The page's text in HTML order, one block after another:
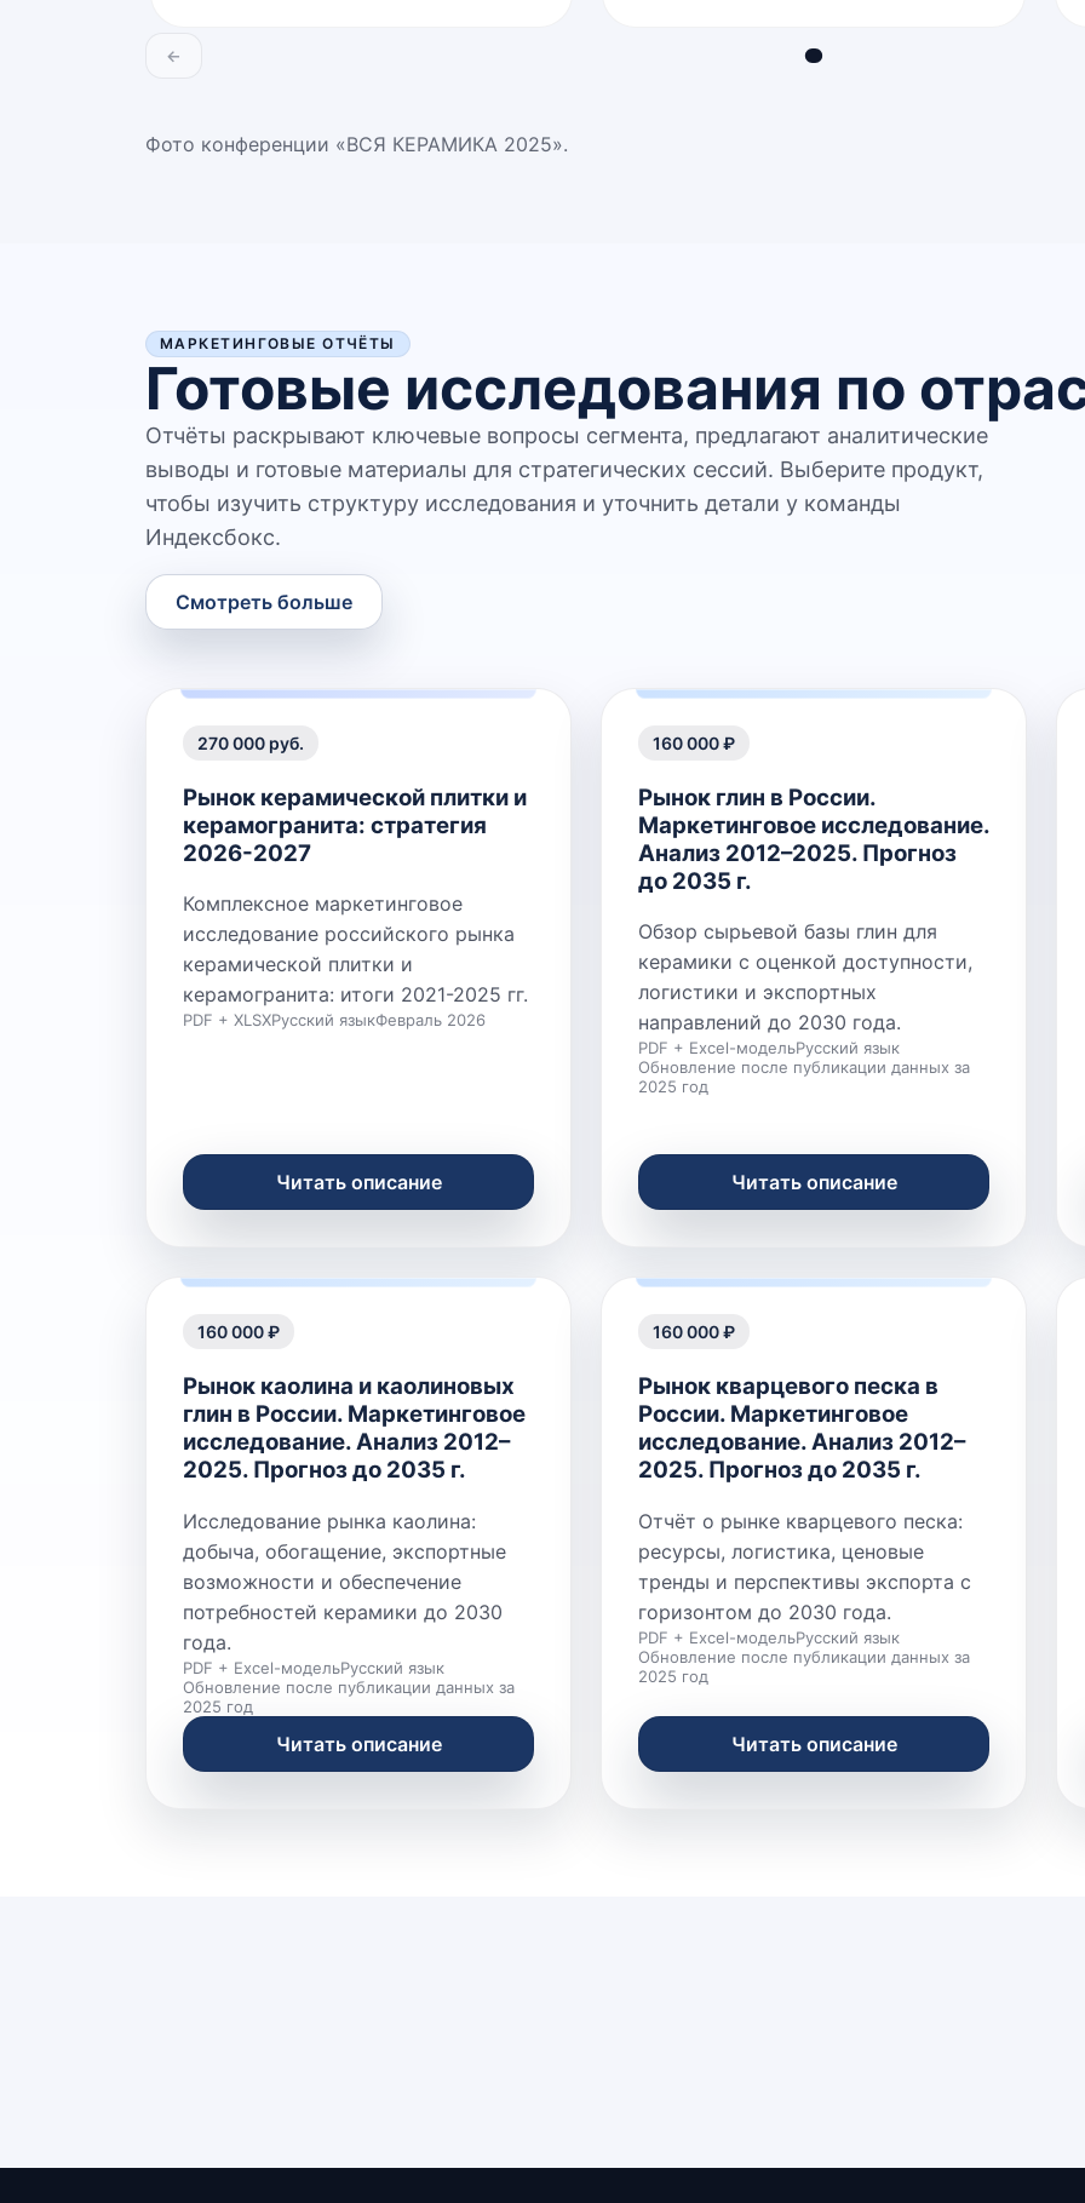
←
Фото конференции «ВСЯ КЕРАМИКА 2025».
МАРКЕТИНГОВЫЕ ОТЧЁТЫ
Готовые исследования по
Отчёты раскрывают ключевые вопросы сегмента, предлагают аналитические
выводы и готовые материалы для стратегических сессий. Выберите продукт,
чтобы изучить структуру исследования и уточнить детали у команды
Индексбокс.
Смотреть больше
270 000 руб.
Рынок керамической плитки и
керамогранита: стратегия
2026-2027
Комплексное маркетинговое
исследование российского рынка
керамической плитки и
керамогранита: итоги 2021-2025 гг.
PDF + XLSXРусский языкФевраль 2026
Читать описание
160 000 ₽
Рынок глин в России.
Маркетинговое исследование.
Анализ 2012–2025. Прогноз
до 2035 г.
Обзор сырьевой базы глин для
керамики с оценкой доступности,
логистики и экспортных
направлений до 2030 года.
PDF + Excel-модельРусский язык
Обновление после публикации данных за
2025 год
Читать описание
160 000 ₽
Рынок каолина и каолиновых
глин в России. Маркетинговое
исследование. Анализ 2012–
2025. Прогноз до 2035 г.
Исследование рынка каолина:
добыча, обогащение, экспортные
возможности и обеспечение
потребностей керамики до 2030
года.
PDF + Excel-модельРусский язык
Обновление после публикации данных за
2025 год
Читать описание
160 000 ₽
Рынок кварцевого песка в
России. Маркетинговое
исследование. Анализ 2012–
2025. Прогноз до 2035 г.
Отчёт о рынке кварцевого песка:
ресурсы, логистика, ценовые
тренды и перспективы экспорта с
горизонтом до 2030 года.
PDF + Excel-модельРусский язык
Обновление после публикации данных за
2025 год
Читать описание